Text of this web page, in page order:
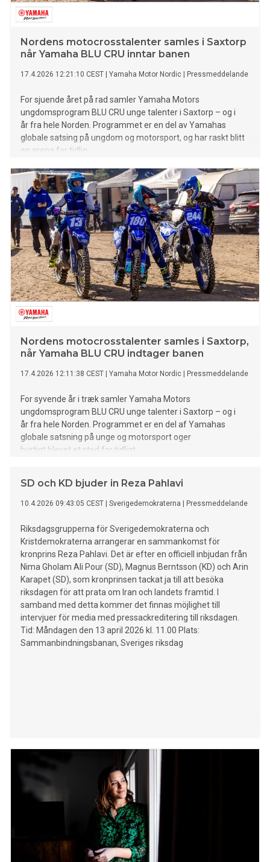
Nordens motocrosstalenter samles i Saxtorp
når Yamaha BLU CRU inntar banen
17.4.2026 12:21:10 CEST Yamaha Motor Nordic Pressmeddelande
For sjuende året på rad samler Yamaha Motors
ungdomsprogram BLU CRU unge talenter i Saxtorp – og i
år fra hele Norden. Programmet er en del av Yamahas
globale satsing på ungdom og motorsport, og har raskt blitt
en arena for tidlig
Nordens motocrosstalenter samles i Saxtorp,
når Yamaha BLU CRU indtager banen
17.4.2026 12:11:38 CEST Yamaha Motor Nordic Pressmeddelande
For syvende år i træk samler Yamaha Motors
ungdomsprogram BLU CRU unge talenter i Saxtorp – og i
år fra hele Norden. Programmet er en del af Yamahas
globale satsning på unge og motorsport oger
hurtigt blevet et sted for tidligt
SD och KD bjuder in Reza Pahlavi
10.4.2026 09:43:05 CEST Sverigedemokraterna Pressmeddelande
Riksdagsgrupperna för Sverigedemokraterna och
Kristdemokraterna arrangerar en sammankomst för
kronprins Reza Pahlavi. Det är efter en officiell inbjudan från
Nima Gholam Ali Pour (SD), Magnus Berntsson (KD) och Arin
Karapet (SD), som kronprinsen tackat ja till att besöka
riksdagen för att prata om Iran och landets framtid. I
samband med detta kommer det finnas möjlighet till
intervjuer för media med pressackreditering till riksdagen.
Tid: Måndagen den 13 april 2026 kl. 11.00 Plats:
Sammanbindningsbanan, Sveriges riksdag